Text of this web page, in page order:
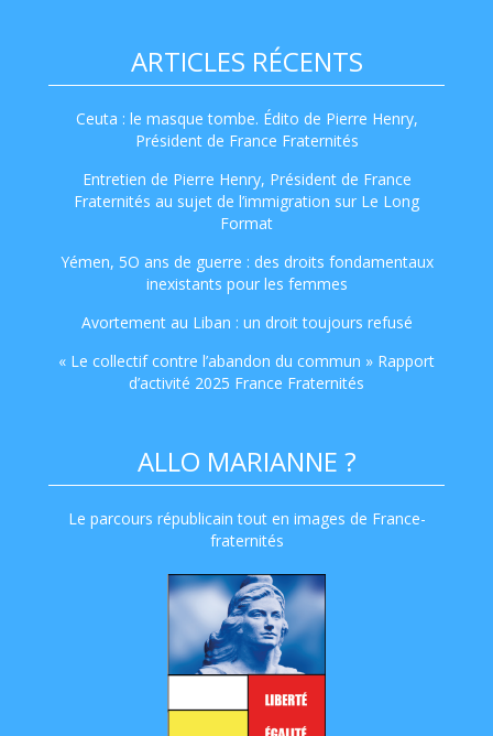
ARTICLES RÉCENTS
Ceuta : le masque tombe. Édito de Pierre Henry,
Président de France Fraternités
Entretien de Pierre Henry, Président de France
Fraternités au sujet de l’immigration sur Le Long
Format
Yémen, 5O ans de guerre : des droits fondamentaux
inexistants pour les femmes
Avortement au Liban : un droit toujours refusé
« Le collectif contre l’abandon du commun » Rapport
d’activité 2025 France Fraternités
ALLO MARIANNE ?
Le parcours républicain tout en images de France-
fraternités